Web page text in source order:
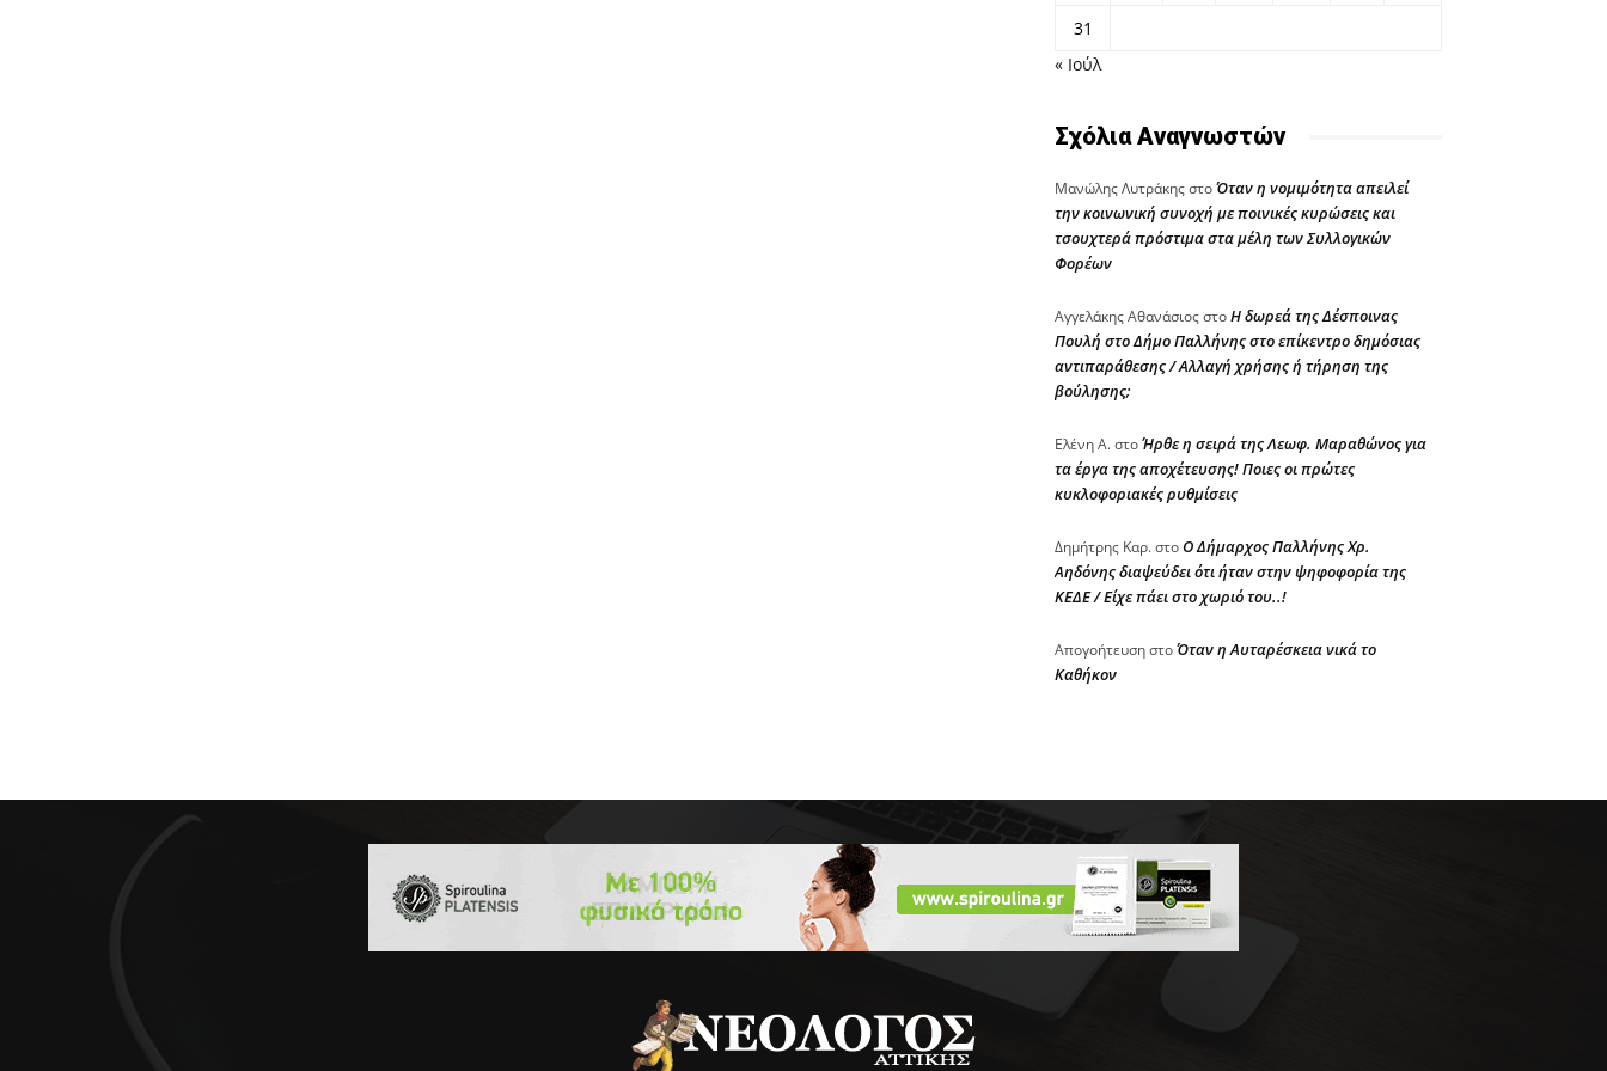
31
« Ιούλ
Σχόλια Αναγνωστών
Μανώλης ΛυτράκηςστοΌταν η νομιμότητα απειλεί
την κοινωνική συνοχή με ποινικές κυρώσεις και
τσουχτερά πρόστιμα στα μέλη των Συλλογικών
Φορέων
Αγγελάκης ΑθανάσιοςστοΗ δωρεά της Δέσποινας
Πουλή στο Δήμο Παλλήνης στο επίκεντρο δημόσιας
αντιπαράθεσης / Αλλαγή χρήσης ή τήρηση της
βούλησης;
Ελένη Α.στοΉρθε η σειρά της Λεωφ. Μαραθώνος για
τα έργα της αποχέτευσης! Ποιες οι πρώτες
κυκλοφοριακές ρυθμίσεις
Δημήτρης Καρ.στοΟ Δήμαρχος Παλλήνης Χρ.
Αηδόνης διαψεύδει ότι ήταν στην ψηφοφορία της
ΚΕΔΕ / Είχε πάει στο χωριό του..!
ΑπογοήτευσηστοΌταν η Αυταρέσκεια νικά το
Καθήκον